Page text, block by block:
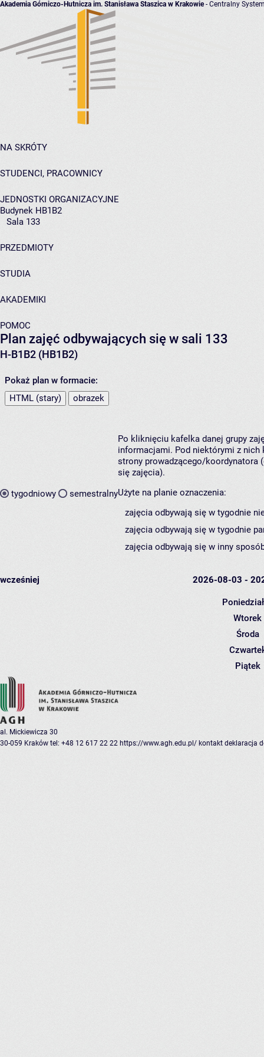
Akademia Górniczo-Hutnicza im. Stanisława Staszica w Krakowie- Centralny
NA SKRÓTY
STUDENCI, PRACOWNICY
JEDNOSTKI ORGANIZACYJNE
Budynek HB1B2
Sala 133
PRZEDMIOTY
STUDIA
AKADEMIKI
POMOC
Plan zajęć odbywających się w sali 133
H-B1B2 (HB1B2)
Pokaż plan w formacie:
HTML (stary)
obrazek
tygodniowy semestralny
Po kliknięciu kafelka danej grupy
informacjami. Pod niektórymi z nich
strony prowadzącego/koordynatora
się zajęcia).
Użyte na planie oznaczenia:
zajęcia odbywają się w tygodnie
zajęcia odbywają się w tygodnie
zajęcia odbywają się w inny
wcześniej 2026-08-03 -
Wtorek
Środa
Piątek
al. Mickiewicza 30
30-059 Kraków tel: +48 12 617 22 22 https://www.agh.edu.pl/ kontakt deklaracja